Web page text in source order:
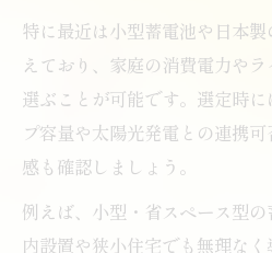
特に最近は小型蓄電池や日本
えており、家庭の消費電力や
選ぶことが可能です。選定時
プ容量や太陽光発電との連携
感も確認しましょう。
例えば、小型・省スペース型
内設置や狭小住宅でも無理な